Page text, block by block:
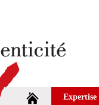
Expertise